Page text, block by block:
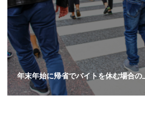
年末年始に帰省でバイトを休む場合の